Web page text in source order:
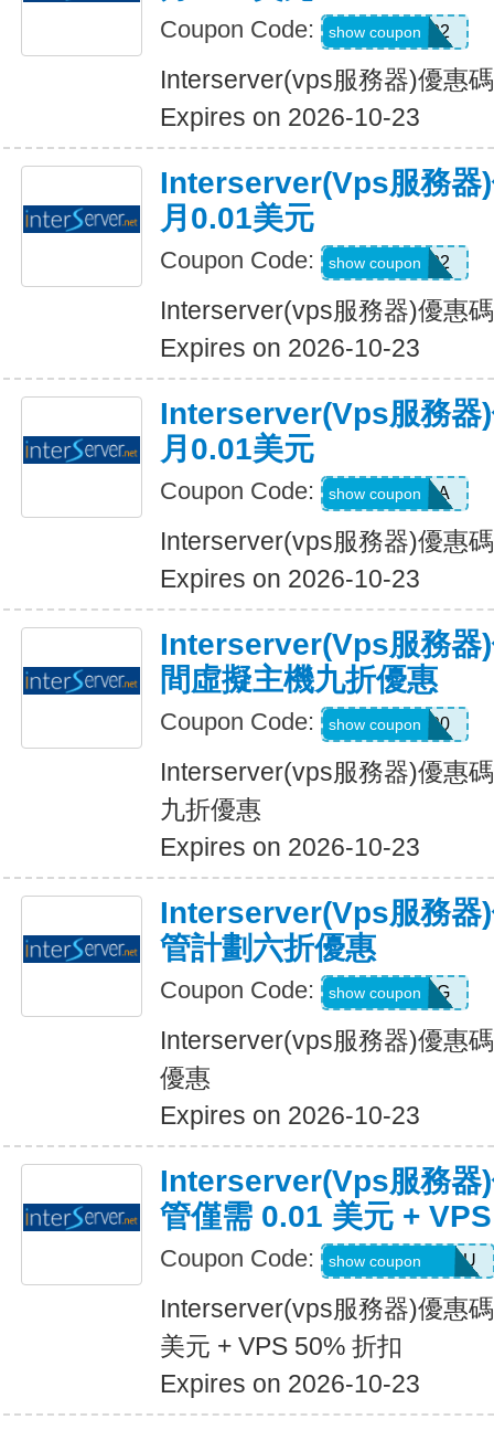
Coupon Code: RENE02
show coupon
Interserver(vps服務器)優惠
Expires on 2026-10-23
Interserver(vps服務器
月0.01美元
Coupon Code: Baterbonia02
show coupon
Interserver(vps服務器)優惠
Expires on 2026-10-23
Interserver(vps服務器
月0.01美元
Coupon Code: DAVRAA
show coupon
Interserver(vps服務器)優惠
Expires on 2026-10-23
Interserver(vps服務器
間虛擬主機九折優惠
Coupon Code: INTER90
show coupon
Interserver(vps服務器)優惠
九折優惠
Expires on 2026-10-23
Interserver(vps服務器
管計劃六折優惠
Coupon Code: VIPHOSTING
show coupon
Interserver(vps服務器)優惠
優惠
Expires on 2026-10-23
Interserver(vps服務器
管僅需 0.01 美元 +
Coupon Code: OFFERFORYOU
show coupon
Interserver(vps服務器)優惠
美元 + VPS 50% 折扣
Expires on 2026-10-23